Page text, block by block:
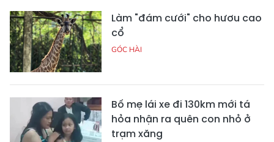
Làm "đám cưới" cho hươu cao
cổ
GÓC HÀI
Bố mẹ lái xe đi 130km mới tá
hỏa nhận ra quên con nhỏ ở
trạm xăng